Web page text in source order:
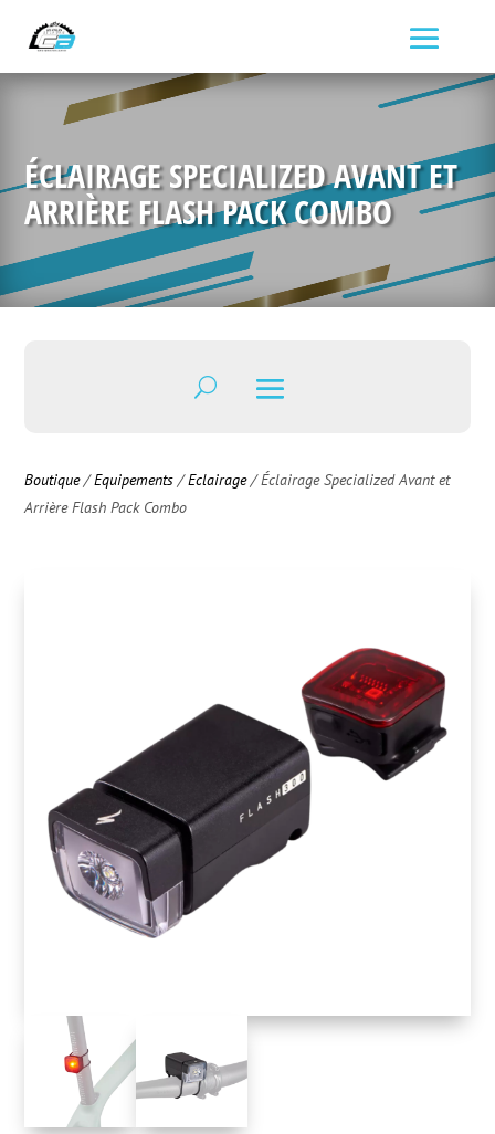
ÉCLAIRAGE SPECIALIZED AVANT ET
ARRIÈRE FLASH PACK COMBO
Boutique/Equipements /Eclairage/ Éclairage Specialized Avant et
Arrière Flash Pack Combo